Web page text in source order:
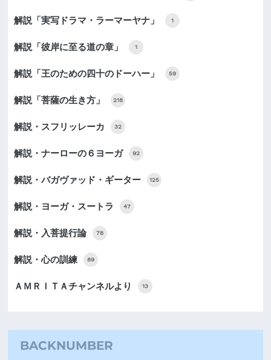
解説「実写ドラマ・ラーマーヤナ」 1
解説「彼岸に至る道の章」 1
解説「王のための四十のドーハー」 59
解説「菩薩の生き方」 218
解説・スフリッレーカ 32
解説・ナーローの６ヨーガ 92
解説・バガヴァッド・ギーター 125
解説・ヨーガ・スートラ 47
解説・入菩提行論 78
解説・心の訓練 89
ＡＭＲＩＴＡチャンネルより 13
BACKNUMBER